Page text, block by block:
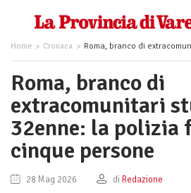
Home Cronaca Roma, branco di extracomunitari stupra una 32enne: la polizia ferma
Roma, branco di
extracomunitari
32enne: la polizia
cinque persone
28 Mag 2026 di Redazione